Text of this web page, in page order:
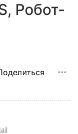
Робот-